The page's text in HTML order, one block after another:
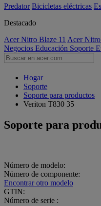
Predator Bicicletas eléctricas
Destacado
Acer Nitro Blaze 11 Acer
Negocios Educación Soporte
Hogar
Soporte
Soporte para productos
Veriton T830 35
Soporte para
Número de modelo:
Número de componente:
Encontrar otro modelo
GTIN:
Número de serie :